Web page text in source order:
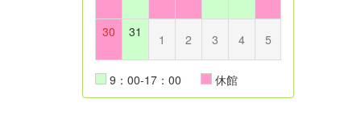
30 31 1 2 3 4 5
9：00-17：00 休館